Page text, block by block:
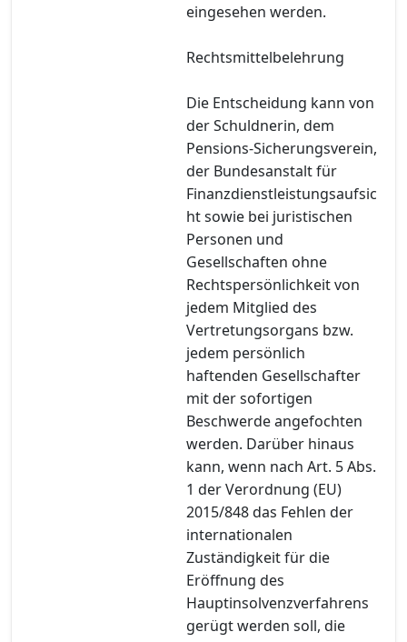
eingesehen werden.
Rechtsmittelbelehrung
Die Entscheidung kann von
der Schuldnerin, dem
Pensions-Sicherungsverein,
der Bundesanstalt für
Finanzdienstleistungsaufsic
ht sowie bei juristischen
Personen und
Gesellschaften ohne
Rechtspersönlichkeit von
jedem Mitglied des
Vertretungsorgans bzw.
jedem persönlich
haftenden Gesellschafter
mit der sofortigen
Beschwerde angefochten
werden. Darüber hinaus
kann, wenn nach Art. 5 Abs.
1 der Verordnung (EU)
2015/848 das Fehlen der
internationalen
Zuständigkeit für die
Eröffnung des
Hauptinsolvenzverfahrens
gerügt werden soll, die